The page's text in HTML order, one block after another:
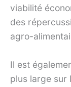
viabilité
des
agro-
Il est
plus large sur